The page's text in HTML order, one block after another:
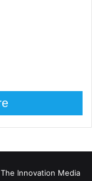
The Innovation Media